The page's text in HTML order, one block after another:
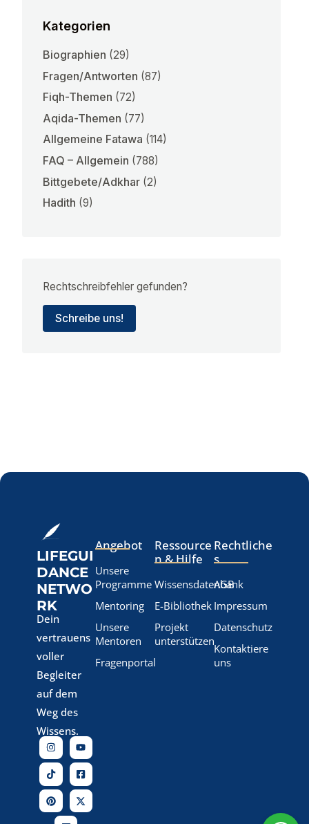
Kategorien
Biographien (29)
Fragen/Antworten (87)
Fiqh-Themen (72)
Aqida-Themen (77)
Allgemeine Fatawa (114)
FAQ – Allgemein (788)
Bittgebete/Adkhar (2)
Hadith (9)
Rechtschreibfehler gefunden?
Schreibe uns!
LIFEGUI
DANCE
NETWO
RK
Dein
vertrauens
voller
Begleiter
auf dem
Weg des
Wissens.
Angebot
Unsere
Programme
Mentoring
Unsere
Mentoren
Fragenportal
Ressource
n & Hilfe
Wissensdatenbank
E-Bibliothek
Projekt
unterstützen
Rechtliche
s
AGB
Impressum
Datenschutz
Kontaktiere
uns